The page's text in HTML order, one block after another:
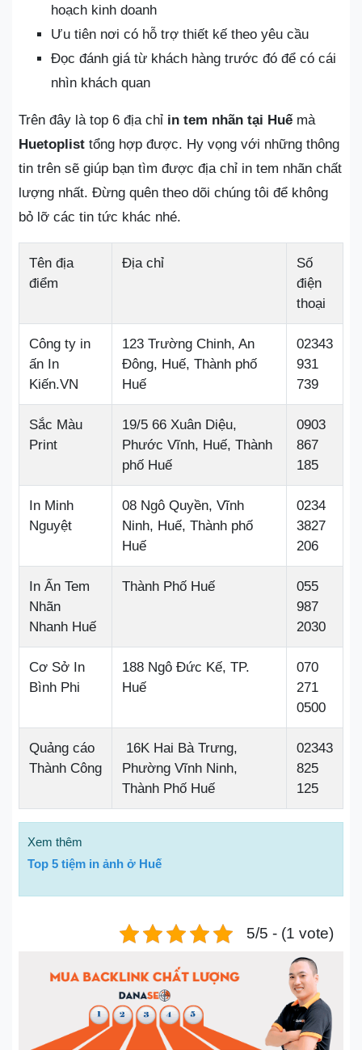
hoạch kinh doanh
Ưu tiên nơi có hỗ trợ thiết kế theo yêu cầu
Đọc đánh giá từ khách hàng trước đó để có cái
nhìn khách quan
Trên đây là top 6 địa chỉ in tem nhãn tại Huếmà
Huetoplist tổng hợp được. Hy vọng với những thông
tin trên sẽ giúp bạn tìm được địa chỉ in tem nhãn chất
lượng nhất. Đừng quên theo dõi chúng tôi để không
bỏ lỡ các tin tức khác nhé.
Tên địa
điểm
Địa chỉ
Số
điện
thoại
Công ty in
ấn In
Kiến.VN
123 Trường Chinh, An
Đông, Huế, Thành phố
Huế
02343
931
739
Sắc Màu
Print
19/5 66 Xuân Diệu,
Phước Vĩnh, Huế, Thành
phố Huế
0903
867
185
In Minh
Nguyệt
08 Ngô Quyền, Vĩnh
Ninh, Huế, Thành phố
Huế
0234
3827
206
In Ấn Tem
Nhãn
Nhanh Huế
Thành Phố Huế
055
987
2030
Cơ Sở In
Bình Phi
188 Ngô Đức Kế, TP.
Huế
070
271
0500
Quảng cáo
Thành Công
16K Hai Bà Trưng,
Phường Vĩnh Ninh,
Thành Phố Huế
02343
825
125
Xem thêm
Top 5 tiệm in ảnh ở Huế
5/5 - (1 vote)